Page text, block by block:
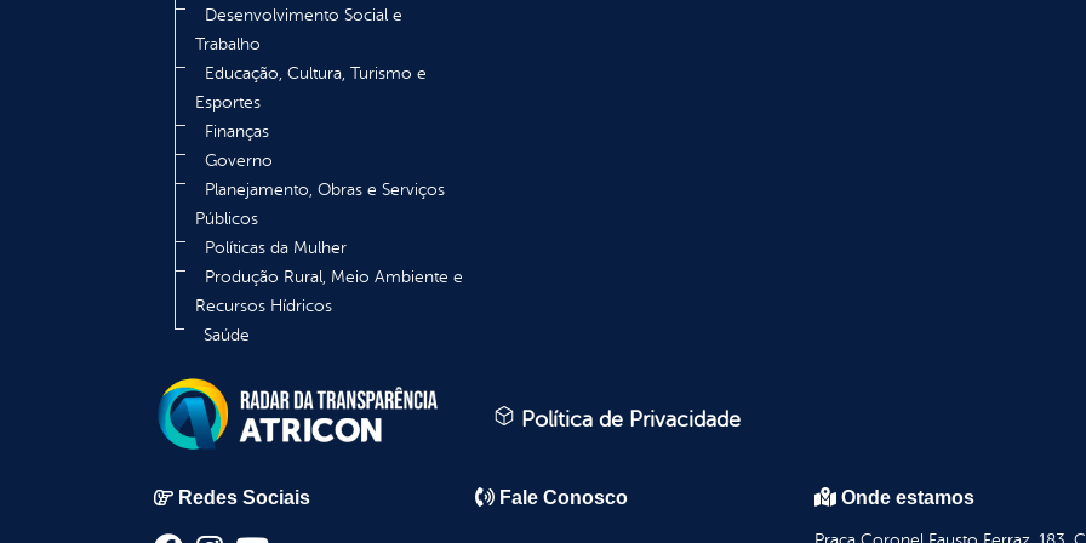
Desenvolvimento Social e
Trabalho
Educação, Cultura, Turismo e
Esportes
Finanças
Governo
Planejamento, Obras e Serviços
Públicos
Políticas da Mulher
Produção Rural, Meio Ambiente e
Recursos Hídricos
Saúde
Política de Privacidade
Redes Sociais Fale Conosco Onde estamos